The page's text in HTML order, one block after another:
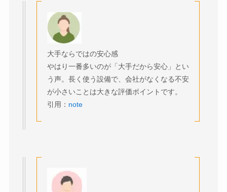
大手ならではの安心感
やはり一番多いのが「大手だから安心」とい
う声。長く使う設備で、会社がなくなる不安
が小さいことは大きな評価ポイントです。
引用： note